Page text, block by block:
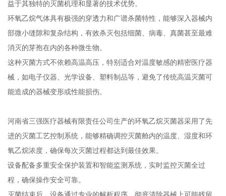
益于其独特的灭菌机理和显著的技术优势。
环氧乙烷气体具有极强的穿透力和广谱杀菌特性，能够深入器械内
部微小缝隙和复杂结构，有效杀灭包括细菌、病毒、真菌甚至最难
消灭的芽孢在内的各种微生物。
这种灭菌方式不依赖高温高压，特别适合对温度敏感的精密医疗器
械，如电子仪器、光学设备、塑料制品等，避免了传统高温灭菌可
能造成的器械变形或性能损伤。
河南省三强医疗器械有限责任公司生产的环氧乙烷灭菌器采用了先
进的灭菌工艺控制系统，能够精确调控灭菌舱内的温度、湿度和环
氧乙烷浓度，确保每次灭菌过程都达到最佳效果。
设备配备多重安全保护装置和智能监测系统，实时监控灭菌全过
程，确保操作安全可靠。
灭菌结束后，设备通过专业的解析程序，彻底清除器械上可能残留